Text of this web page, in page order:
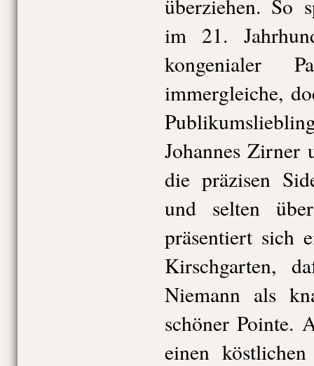
überziehen. So
im 21.
kongenialer
immergleiche,
Johannes Zirner
die präzisen
und selten
präsentiert sich
Kirschgarten,
Niemann als
schöner Pointe.
einen